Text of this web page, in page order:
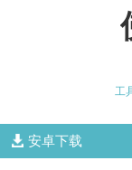
工
安卓下载